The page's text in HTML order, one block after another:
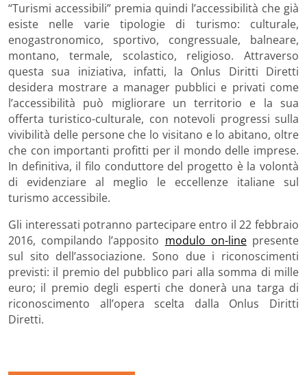
“Turismi accessibili” premia quindi l’accessibilità che già
esiste nelle varie tipologie di turismo: culturale,
enogastronomico, sportivo, congressuale, balneare,
montano, termale, scolastico, religioso. Attraverso
questa sua iniziativa, infatti, la Onlus Diritti Diretti
desidera mostrare a manager pubblici e privati come
l’accessibilità può migliorare un territorio e la sua
offerta turistico-culturale, con notevoli progressi sulla
vivibilità delle persone che lo visitano e lo abitano, oltre
che con importanti profitti per il mondo delle imprese.
In definitiva, il filo conduttore del progetto è la volontà
di evidenziare al meglio le eccellenze italiane sul
turismo accessibile.
Gli interessati potranno partecipare entro il 22 febbraio
2016, compilando l’apposito modulo on-linepresente
sul sito dell’associazione. Sono due i riconoscimenti
previsti: il premio del pubblico pari alla somma di mille
euro; il premio degli esperti che donerà una targa di
riconoscimento all’opera scelta dalla Onlus Diritti
Diretti.